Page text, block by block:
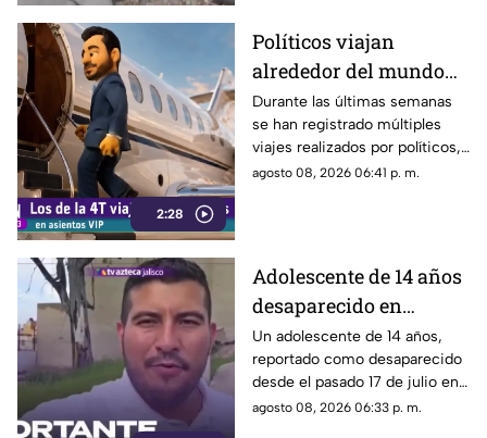
2:28
Políticos viajan
alrededor del mundo
sin ninguna
preocupación
Durante las últimas semanas
se han registrado múltiples
viajes realizados por políticos,
sin que hasta el momento
elevado gasto que han
generado.
agosto 08, 2026 06:41 p. m.
Adolescente de 14 años
desaparecido en
Tlaquepaque es
trasladado a Jalisco
tras ser localizado en
Michoacán
Un adolescente de 14 años,
reportado como desaparecido
desde el pasado 17 de julio en
Tlaquepaque, fue localizado
agosto 08, 2026 06:33 p. m.